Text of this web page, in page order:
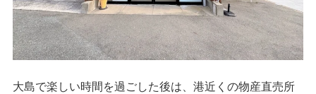
大島で楽しい時間を過ごした後は、港近くの物産直売所